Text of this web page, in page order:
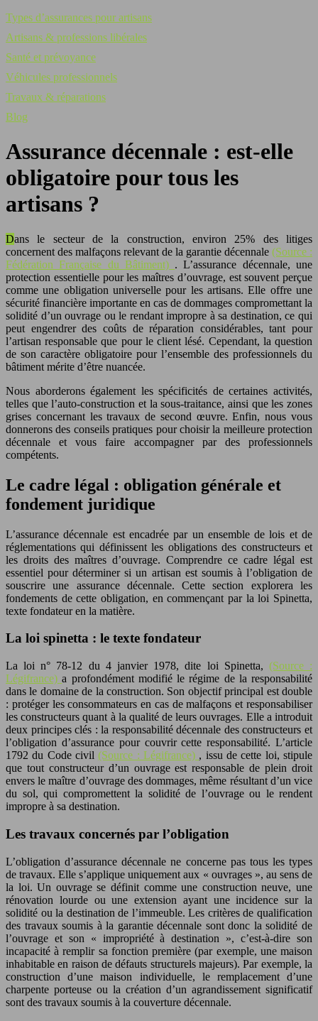
Types d’assurances pour artisans
Artisans & professions libérales
Santé et prévoyance
Véhicules professionnels
Travaux & réparations
Blog
Assurance décennale : est-elle
obligatoire pour tous les
artisans ?
Dans le secteur de la construction, environ 25% des litiges
concernent des malfaçons relevant de la garantie décennale (Source :
Fédération Française du Bâtiment) . L’assurance décennale, une
protection essentielle pour les maîtres d’ouvrage, est souvent perçue
comme une obligation universelle pour les artisans. Elle offre une
sécurité financière importante en cas de dommages compromettant la
solidité d’un ouvrage ou le rendant impropre à sa destination, ce qui
peut engendrer des coûts de réparation considérables, tant pour
l’artisan responsable que pour le client lésé. Cependant, la question
de son caractère obligatoire pour l’ensemble des professionnels du
bâtiment mérite d’être nuancée.
Nous aborderons également les spécificités de certaines activités,
telles que l’auto-construction et la sous-traitance, ainsi que les zones
grises concernant les travaux de second œuvre. Enfin, nous vous
donnerons des conseils pratiques pour choisir la meilleure protection
décennale et vous faire accompagner par des professionnels
compétents.
Le cadre légal : obligation générale et
fondement juridique
L’assurance décennale est encadrée par un ensemble de lois et de
réglementations qui définissent les obligations des constructeurs et
les droits des maîtres d’ouvrage. Comprendre ce cadre légal est
essentiel pour déterminer si un artisan est soumis à l’obligation de
souscrire une assurance décennale. Cette section explorera les
fondements de cette obligation, en commençant par la loi Spinetta,
texte fondateur en la matière.
La loi spinetta : le texte fondateur
La loi n° 78-12 du 4 janvier 1978, dite loi Spinetta, (Source :
Légifrance)a profondément modifié le régime de la responsabilité
dans le domaine de la construction. Son objectif principal est double
: protéger les consommateurs en cas de malfaçons et responsabiliser
les constructeurs quant à la qualité de leurs ouvrages. Elle a introduit
deux principes clés : la responsabilité décennale des constructeurs et
l’obligation d’assurance pour couvrir cette responsabilité. L’article
1792 du Code civil(Source : Légifrance) , issu de cette loi, stipule
que tout constructeur d’un ouvrage est responsable de plein droit
envers le maître d’ouvrage des dommages, même résultant d’un vice
du sol, qui compromettent la solidité de l’ouvrage ou le rendent
impropre à sa destination.
Les travaux concernés par l’obligation
L’obligation d’assurance décennale ne concerne pas tous les types
de travaux. Elle s’applique uniquement aux « ouvrages », au sens de
la loi. Un ouvrage se définit comme une construction neuve, une
rénovation lourde ou une extension ayant une incidence sur la
solidité ou la destination de l’immeuble. Les critères de qualification
des travaux soumis à la garantie décennale sont donc la solidité de
l’ouvrage et son « impropriété à destination », c’est-à-dire son
incapacité à remplir sa fonction première (par exemple, une maison
inhabitable en raison de défauts structurels majeurs). Par exemple, la
construction d’une maison individuelle, le remplacement d’une
charpente porteuse ou la création d’un agrandissement significatif
sont des travaux soumis à la couverture décennale.